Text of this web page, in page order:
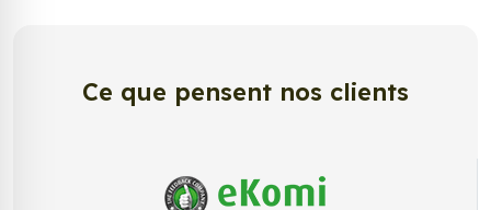
connus sous le nom d’autocollant, d’adhésifs ou de
vinyle, sont tendances et très populaires pour
Personnalisez la surface de votre choix avec nos
Ce que pensent nos clients